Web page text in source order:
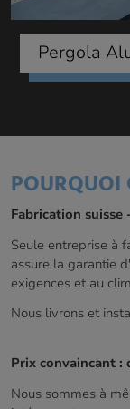
Pergola
POURQUOI
Fabrication
Seule entreprise à
assure la garantie
exigences et au
Nous livrons et
Prix convaincant
Nous sommes à